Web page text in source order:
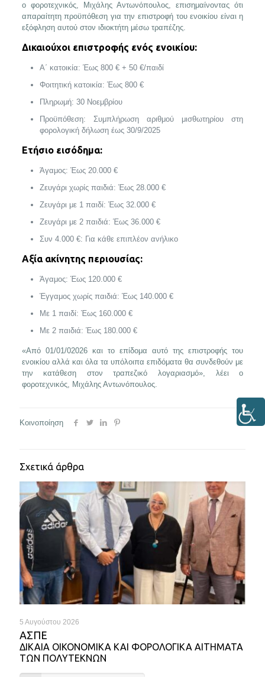
ο φοροτεχνικός, Μιχάλης Αντωνόπουλος, επισημαίνοντας ότι
απαραίτητη προϋπόθεση για την επιστροφή του ενοικίου είναι η
εξόφληση αυτού στον ιδιοκτήτη μέσω τραπέζης.
Δικαιούχοι επιστροφής ενός ενοικίου:
Α΄ κατοικία: Έως 800 € + 50 €/παιδί
Φοιτητική κατοικία: Έως 800 €
Πληρωμή: 30 Νοεμβρίου
Προϋπόθεση: Συμπλήρωση αριθμού μισθωτηρίου στη
φορολογική δήλωση έως 30/9/2025
Ετήσιο εισόδημα:
Άγαμος: Έως 20.000 €
Ζευγάρι χωρίς παιδιά: Έως 28.000 €
Ζευγάρι με 1 παιδί: Έως 32.000 €
Ζευγάρι με 2 παιδιά: Έως 36.000 €
Συν 4.000 €: Για κάθε επιπλέον ανήλικο
Αξία ακίνητης περιουσίας:
Άγαμος: Έως 120.000 €
Έγγαμος χωρίς παιδιά: Έως 140.000 €
Με 1 παιδί: Έως 160.000 €
Με 2 παιδιά: Έως 180.000 €
«Από 01/01/02026 και το επίδομα αυτό της επιστροφής του
ενοικίου αλλά και όλα τα υπόλοιπα επιδόματα θα συνδεθούν με
την κατάθεση στον τραπεζικό λογαριασμό», λέει ο
φοροτεχνικός, Μιχάλης Αντωνόπουλος.
Κοινοποίηση
Σχετικά άρθρα
5 Αυγούστου 2026
ΑΣΠΕ
ΔΙΚΑΙΑ ΟΙΚΟΝΟΜΙΚΑ ΚΑΙ ΦΟΡΟΛΟΓΙΚΑ ΑΙΤΗΜΑΤΑ
ΤΩΝ ΠΟΛΥΤΕΚΝΩΝ